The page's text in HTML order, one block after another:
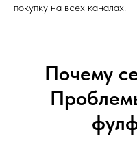
покупку на всех каналах.
Почему